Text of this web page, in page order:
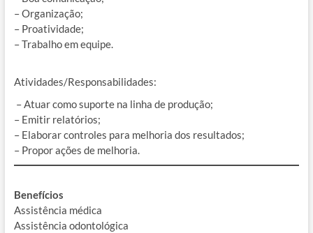
– Organização;
– Proatividade;
– Trabalho em equipe.
Atividades/Responsabilidades:
– Atuar como suporte na linha de produção;
– Emitir relatórios;
– Elaborar controles para melhoria dos resultados;
– Propor ações de melhoria.
Benefícios
Assistência médica
Assistência odontológica